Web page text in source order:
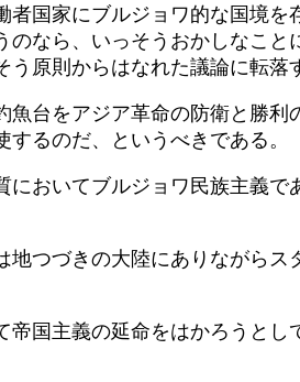
国家にブルジョワ的な国境を
なら、いっそうおかしなこと
原則からはなれた議論に転落
台をアジア革命の防衛と勝利
るのだ、というべきである。
おいてブルジョワ民族主義
つづきの大陸にありながら
国主義の延命をはかろうとし